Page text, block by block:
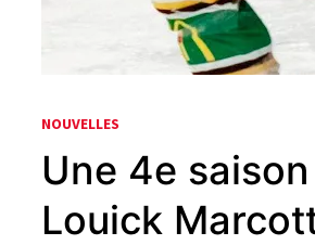
NOUVELLES
Une 4e
Louick